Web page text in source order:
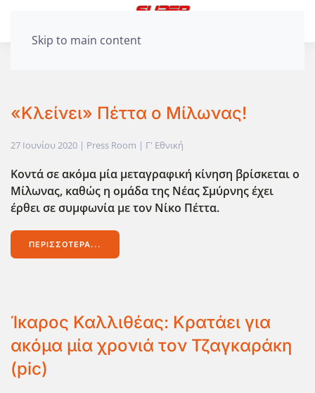
Skip to main content
«Κλείνει» Πέττα ο Μίλωνας!
27 Ιουνίου 2020 | Press Room | Γ' Εθνική
Κοντά σε ακόμα μία μεταγραφική κίνηση βρίσκεται ο
Μίλωνας, καθώς η ομάδα της Νέας Σμύρνης έχει
έρθει σε συμφωνία με τον Νίκο Πέττα.
ΠΕΡΙΣΣΌΤΕΡΑ...
Ίκαρος Καλλιθέας: Κρατάει για
ακόμα μία χρονιά τον Τζαγκαράκη
(pic)